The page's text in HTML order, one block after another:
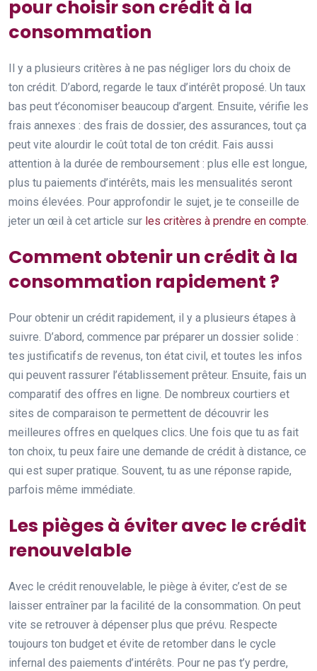
pour choisir son crédit à la
consommation
Il y a plusieurs critères à ne pas négliger lors du choix de
ton crédit. D’abord, regarde le taux d’intérêt proposé. Un taux
bas peut t’économiser beaucoup d’argent. Ensuite, vérifie les
frais annexes : des frais de dossier, des assurances, tout ça
peut vite alourdir le coût total de ton crédit. Fais aussi
attention à la durée de remboursement : plus elle est longue,
plus tu paiements d’intérêts, mais les mensualités seront
moins élevées. Pour approfondir le sujet, je te conseille de
jeter un œil à cet article sur les critères à prendre en compte.
Comment obtenir un crédit à la
consommation rapidement ?
Pour obtenir un crédit rapidement, il y a plusieurs étapes à
suivre. D’abord, commence par préparer un dossier solide :
tes justificatifs de revenus, ton état civil, et toutes les infos
qui peuvent rassurer l’établissement prêteur. Ensuite, fais un
comparatif des offres en ligne. De nombreux courtiers et
sites de comparaison te permettent de découvrir les
meilleures offres en quelques clics. Une fois que tu as fait
ton choix, tu peux faire une demande de crédit à distance, ce
qui est super pratique. Souvent, tu as une réponse rapide,
parfois même immédiate.
Les pièges à éviter avec le crédit
renouvelable
Avec le crédit renouvelable, le piège à éviter, c’est de se
laisser entraîner par la facilité de la consommation. On peut
vite se retrouver à dépenser plus que prévu. Respecte
toujours ton budget et évite de retomber dans le cycle
infernal des paiements d’intérêts. Pour ne pas t’y perdre,